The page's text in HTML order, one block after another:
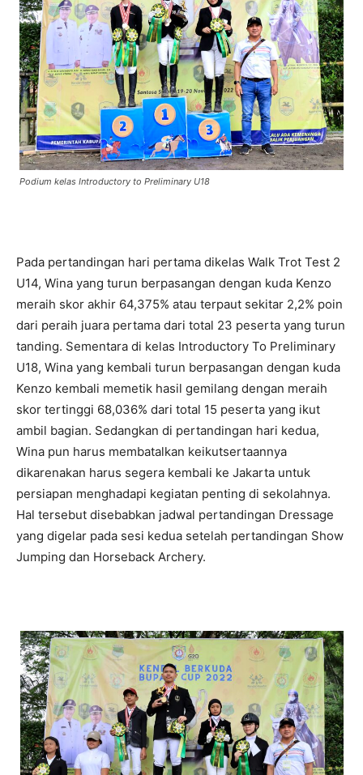
Podium kelas Introductory to Preliminary U18
Pada pertandingan hari pertama dikelas Walk Trot Test 2
U14, Wina yang turun berpasangan dengan kuda Kenzo
meraih skor akhir 64,375% atau terpaut sekitar 2,2% poin
dari peraih juara pertama dari total 23 peserta yang turun
tanding. Sementara di kelas Introductory To Preliminary
U18, Wina yang kembali turun berpasangan dengan kuda
Kenzo kembali memetik hasil gemilang dengan meraih
skor tertinggi 68,036% dari total 15 peserta yang ikut
ambil bagian. Sedangkan di pertandingan hari kedua,
Wina pun harus membatalkan keikutsertaannya
dikarenakan harus segera kembali ke Jakarta untuk
persiapan menghadapi kegiatan penting di sekolahnya.
Hal tersebut disebabkan jadwal pertandingan Dressage
yang digelar pada sesi kedua setelah pertandingan Show
Jumping dan Horseback Archery.